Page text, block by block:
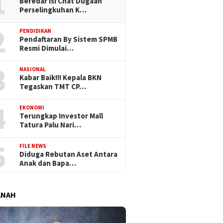
Perselingkuhan K…
PENDIDIKAN
Pendaftaran By Sistem SPMB
Resmi Dimulai…
NASIONAL
Kabar Baik!!! Kepala BKN
Tegaskan TMT CP…
EKONOMI
Terungkap Investor Mall
Tatura Palu Nari…
FILE NEWS
Diduga Rebutan Aset Antara
Anak dan Bapa…